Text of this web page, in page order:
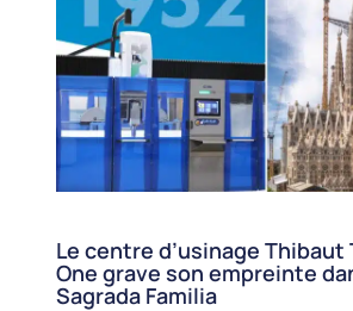
Le centre d’usinage Thibaut
One grave son empreinte
Sagrada Familia